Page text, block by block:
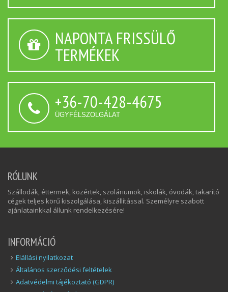
NAPONTA FRISSÜLŐ
TERMÉKEK
+36-70-428-4675
ÜGYFÉLSZOLGÁLAT
RÓLUNK
Szállodák, éttermek, közértek, szoláriumok, iskolák, óvodák, takarító
cégek teljes körű kiszolgálása, kiszállítással. Személyre szabott
ajánlatainkkal állunk rendelkezésére!
INFORMÁCIÓ
Elállási nyilatkozat
Általános szerződési feltételek
Adatvédelmi tájékoztató (GDPR)